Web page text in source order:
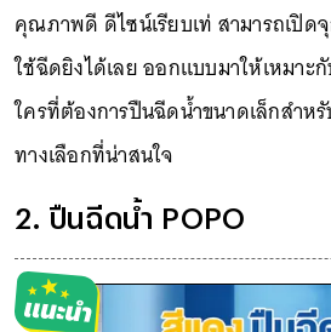
คุณภาพดี ดีไซน์เรียบเท่ สามารถเปิด
ใช้ฉีดยิงได้เลย ออกแบบมาให้เหมาะ
ใครที่ต้องการปืนฉีดน้ำขนาดเล็กสำห
ทางเลือกที่น่าสนใจ
2. ปืนฉีดน้ำ POPO